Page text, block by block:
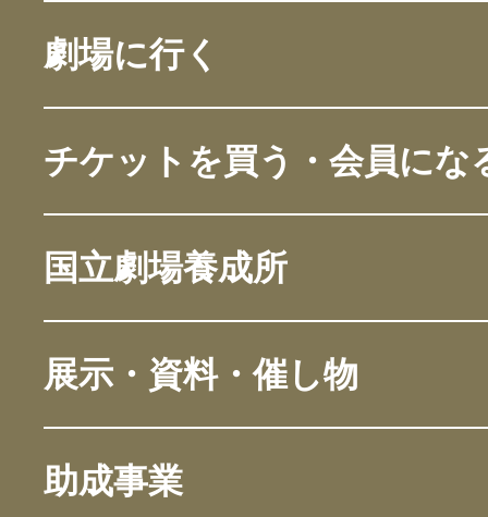
劇場に行く
チケットを買う・会員にな
国立劇場養成所
展示・資料・催し物
助成事業